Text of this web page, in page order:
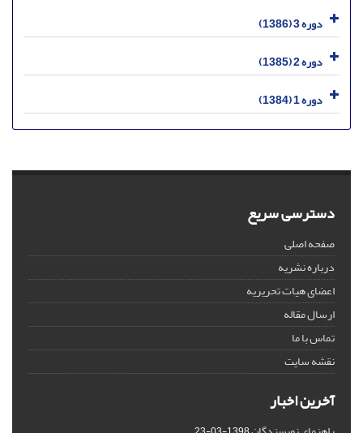
دوره 3 (1386)
دوره 2 (1385)
دوره 1 (1384)
دسترسی سریع
صفحه اصلی
درباره نشریه
اعضای هیات تحریریه
ارسال مقاله
تماس با ما
نقشه سایت
آخرین اخبار